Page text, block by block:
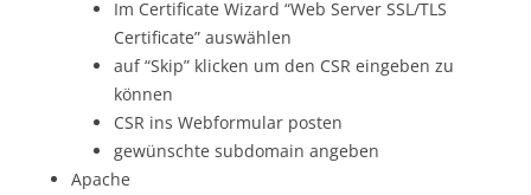
Im Certificate Wizard “Web Server SSL/TLS
Certificate” auswählen
auf “Skip” klicken um den CSR eingeben zu
können
CSR ins Webformular posten
gewünschte subdomain angeben
Apache